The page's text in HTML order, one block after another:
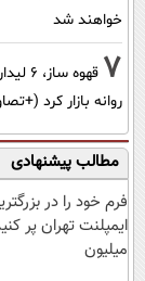
خواهند شد
7
روانه بازار کرد
مطالب پیشنهادی
فرم خود را در
میلیون